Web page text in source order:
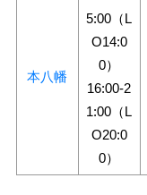
本八幡
5:00（L
O14:0
0）
16:00-2
1:00（L
O20:0
0）